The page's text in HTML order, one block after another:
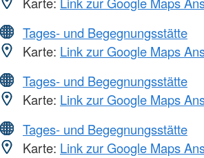
Tages- und Begegnungsstätte
Karte: Link zur Google Maps
Tages- und Begegnungsstätte
Karte: Link zur Google Maps
Tages- und Begegnungsstätte
Karte: Link zur Google Maps